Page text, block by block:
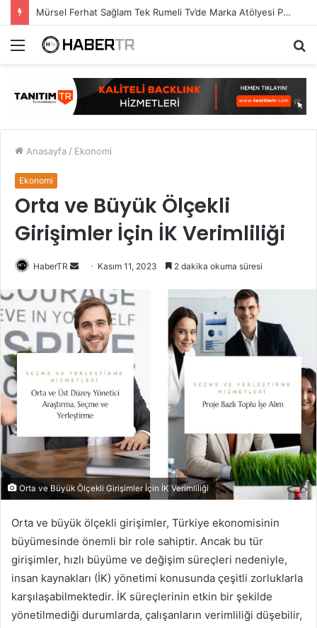
Mürsel Ferhat Sağlam Tek Rumeli Tv’de Marka Atölyesi Programına Konuk Oldu
Menü
Anasayfa / Ekonomi
Ekonomi
Orta ve Büyük Ölçekli
Girişimler İçin İK Verimliliği
HaberTR
Bir
posta
göndermek
Kasım 11, 2023 2 dakika okuma süresi
Orta ve Büyük Ölçekli Girişimler İçin İK Verimliliği
Orta ve büyük ölçekli girişimler, Türkiye ekonomisinin
büyümesinde önemli bir role sahiptir. Ancak bu tür
girişimler, hızlı büyüme ve değişim süreçleri nedeniyle,
insan kaynakları (İK) yönetimi konusunda çeşitli zorluklarla
karşılaşabilmektedir. İK süreçlerinin etkin bir şekilde
yönetilmediği durumlarda, çalışanların verimliliği düşebilir,